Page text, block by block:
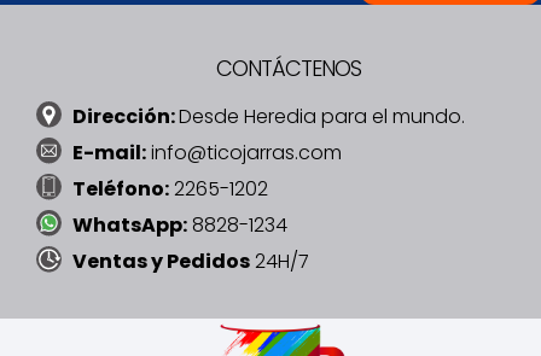
CONTÁCTENOS
Dirección:Desde Heredia para el mundo.
E-mail:info@ticojarras.com
Teléfono:2265-1202
WhatsApp:8828-1234
Ventas y Pedidos24H/7